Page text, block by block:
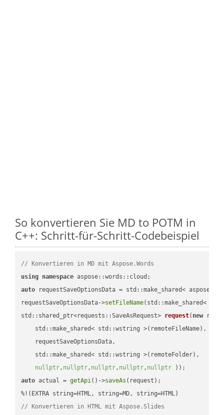
So konvertieren Sie MD to POTM in
C++: Schritt-für-Schritt-Codebeispiel
// Konvertieren in MD mit Aspose.Words
using namespace
auto requestSaveOptionsData = std::make_shared<
requestSaveOptionsData->setFileName(std::make_shared<
std::shared_ptr<requests::SaveAsRequest> request( new
    std::make_shared< std::wstring >(remoteFileName),
    requestSaveOptionsData,
    std::make_shared< std::wstring >(remoteFolder),
nullptr, nullptr, nullptr, nullptr, nullptr ))
auto actual = getApi()->saveAs (request);
// Konvertieren in HTML mit Aspose.Slides